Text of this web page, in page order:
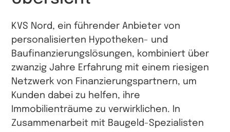
KVS Nord, ein führender Anbieter von
personalisierten Hypotheken- und
Baufinanzierungslösungen, kombiniert über
zwanzig Jahre Erfahrung mit einem riesigen
Netzwerk von Finanzierungspartnern, um
Kunden dabei zu helfen, ihre
Immobilienträume zu verwirklichen. In
Zusammenarbeit mit Baugeld-Spezialisten